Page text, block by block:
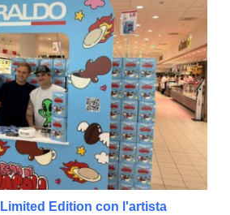
Edition con l'artista